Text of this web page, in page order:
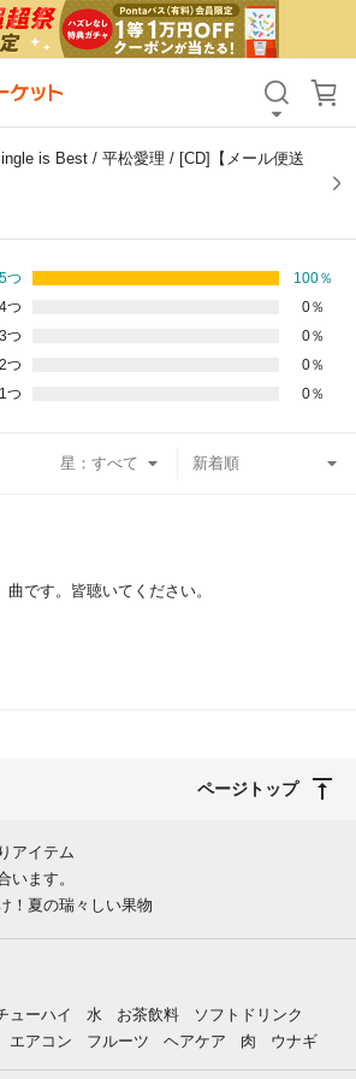
is Best / 平松愛理 / [CD]【メール便送
つ 100％
つ
0％
つ
0％
つ
0％
つ
0％
星：
です。皆聴いてください。
ページトップ
アイテム
います。
！夏の瑞々しい果物
ューハイ 水 お茶飲料
ソフトドリンク
エアコン フルーツ ヘアケア 肉 ウナギ
すべて
すべて
べて